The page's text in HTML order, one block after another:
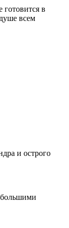
готовится в
всем
и острого